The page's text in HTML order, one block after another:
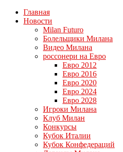
Главная
Новости
Milan Futuro
Болельщики Милана
Видео Милана
россонери на Евро
Евро 2012
Евро 2016
Евро 2020
Евро 2024
Евро 2028
Игроки Милана
Клуб Милан
Конкурсы
Кубок Италии
Кубок Конфедераций